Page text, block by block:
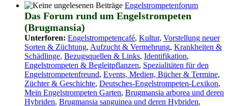
Engelstrompetenforum
Das Forum rund um Engelstrompeten
(Brugmansia)
Unterforen: Engelstrompetencafé, Kultur, Vorstellung neuer
Sorten & Züchtung, Aufzucht & Vermehrung, Krankheiten &
Schädlinge, Bezugsquellen & Links, Identifikation,
Engelstrompeten & Begleitpflanzen, Spezialitäten für den
Engelstrompetenfreund, Events, Medien, Bücher & Termine,
Züchter & Geschichte, Deutsches-Engelstrompeten-Lexikon,
Mein Engelstrompeten Garten, Brugmansia arborea und deren
Hybriden, Brugmansia sanguinea und deren Hybriden,